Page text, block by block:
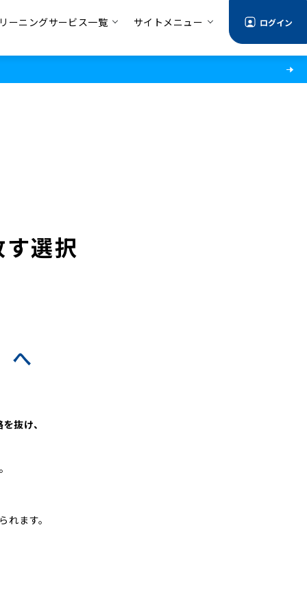
ーニングサービス一覧 サイトメニュー ログイン
選択
へ
抜け、
ます。